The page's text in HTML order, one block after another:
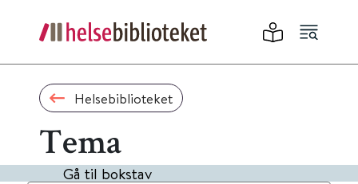
Helsebiblioteket
Tema
Gå til bokstav